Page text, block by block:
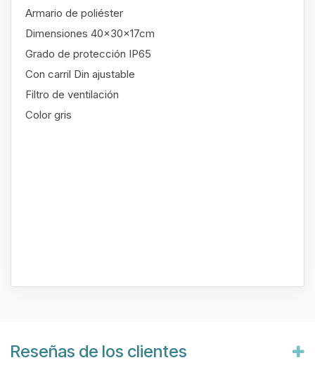
Armario de poliéster
Dimensiones 40x30x17cm
Grado de protección IP65
Con carril Din ajustable
Filtro de ventilación
Color gris
Reseñas de los clientes